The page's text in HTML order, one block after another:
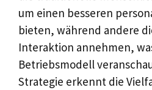
um einen besseren
bieten, während andere
Interaktion annehmen,
Betriebsmodell
Strategie erkennt die